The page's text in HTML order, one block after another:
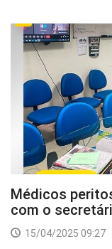
Médicos
com o
15/04/2025 09:27